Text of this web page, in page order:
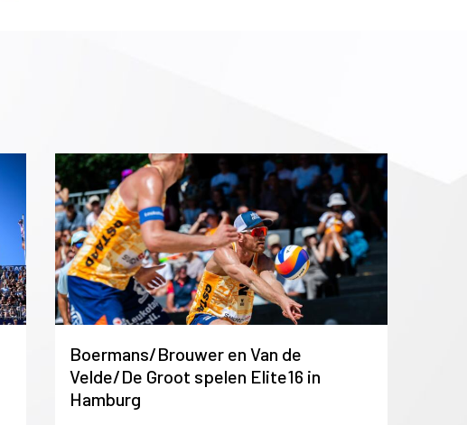
Boermans/Brouwer en Van de
Velde/De Groot spelen Elite16 in
Hamburg